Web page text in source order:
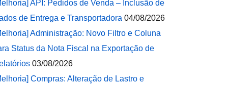
API: Pedidos de Venda – Inclusão de
de Entrega e Transportadora 04/08/2026
Administração: Novo Filtro e Coluna
Status da Nota Fiscal na Exportação de
03/08/2026
Compras: Alteração de Lastro e